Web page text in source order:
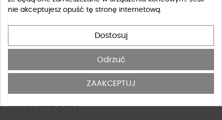
- + DO KOSZYKA
OPIS PRODUKTU
nie akceptujesz opuść tę stronę internetową.
Dostosuj
Odrzuć
ZAAKCEPTUJ